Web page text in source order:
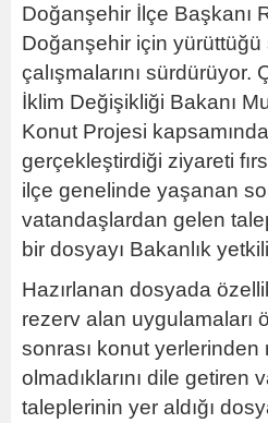
Doğanşehir İlçe Başkanı
Doğanşehir için
çalışmalarını sürdürüyor.
İklim Değişikliği Bakanı
Konut Projesi
gerçekleştirdiği ziyareti
ilçe genelinde yaşanan
vatandaşlardan gelen
bir dosyayı Bakanlık
Hazırlanan dosyada
rezerv alan uygulamaları
sonrası konut yerlerinden
olmadıklarını dile getiren
taleplerinin yer aldığı